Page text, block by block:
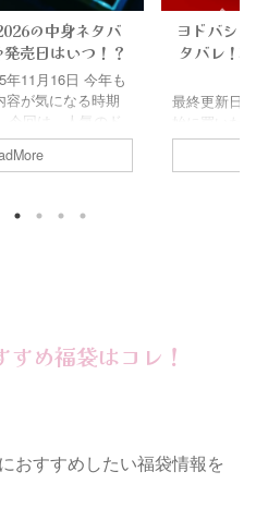
の中身ネタバ
売日はいつ！？
11月16日 今年も
容が気になる時期
今回は、人気のド
る中身（ネタバ
べてみました！
容に加えて、発売
福袋過去の内容や
ヨドバシ
タバレ！
最終更新日
始に買いた
ば…福袋で
2026の種類
2026の中身
め福袋はコレ！
おすすめしたい福袋情報を